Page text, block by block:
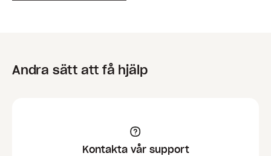
Andra sätt att få hjälp
Kontakta vår support